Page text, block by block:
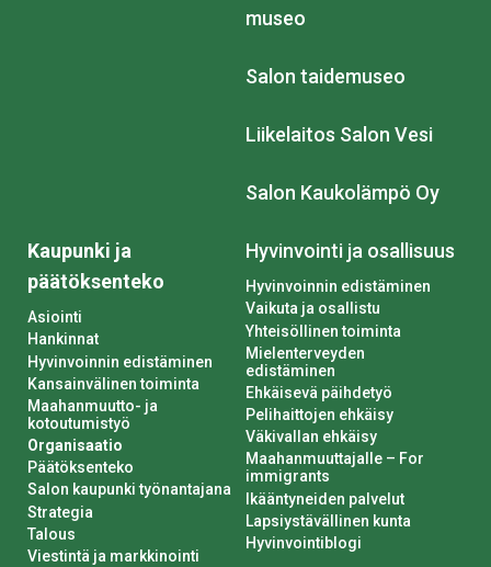
museo
Salon taidemuseo
Liikelaitos Salon Vesi
Salon Kaukolämpö Oy
Kaupunki ja
päätöksenteko
Asiointi
Hankinnat
Hyvinvoinnin edistäminen
Kansainvälinen toiminta
Maahanmuutto- ja
kotoutumistyö
Organisaatio
Päätöksenteko
Salon kaupunki työnantajana
Strategia
Talous
Viestintä ja markkinointi
Hyvinvointi ja osallisuus
Hyvinvoinnin edistäminen
Vaikuta ja osallistu
Yhteisöllinen toiminta
Mielenterveyden
edistäminen
Ehkäisevä päihdetyö
Pelihaittojen ehkäisy
Väkivallan ehkäisy
Maahanmuuttajalle – For
immigrants
Ikääntyneiden palvelut
Lapsiystävällinen kunta
Hyvinvointiblogi